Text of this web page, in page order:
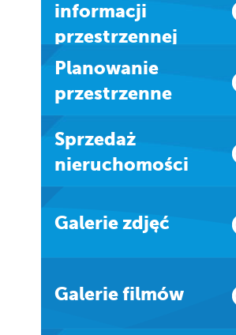
informacji
przestrzennej
Planowanie
przestrzenne
Sprzedaż
nieruchomości
Galerie zdjęć
Galerie filmów